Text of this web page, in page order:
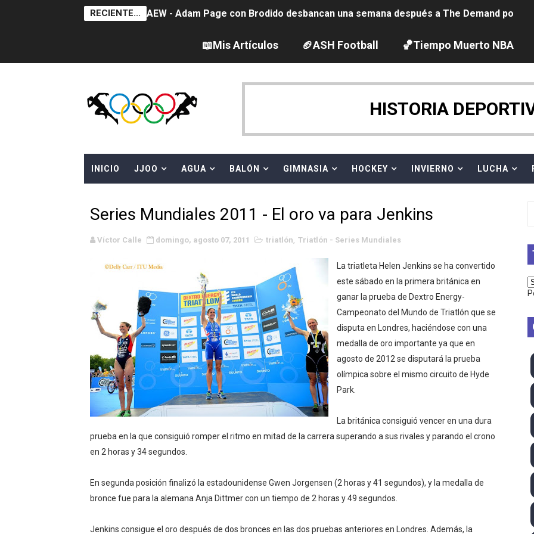
RECIENTE... AEW - Adam Page con Brodido desbancan una semana después a The Demand por
Tour de Francia femenino 2026 - Etapa 5
Women's Pro Baseball League 2026
Campeonato de Europa en aguas abiertas 2026 (París, Francia) - Dobletes de
Campeonato de Europa de pentatlón moderno 2026 (Estambul, Turquía)
Canadá Open 2026
EFA y AFLE 2026 - Regular season
Grandes éxitos por fin para Chelsea Green, Chad Gable y Baron Corbin en SummerSlam
Campeonato de Europa de MTB 2026 (Monteceneri, Suiza) - Charlie Aldridge y Sina
Campeonato de Europa de remo 2026 (Varese, Italia) - Rumanía, Alemania y Gran
Mundial de lacrosse femenino 2026 (Tokio, Japón) - Estados Unidos invencibles, ya
Máxima celebración en el último Impact! con Jason Hotch como nuevo TNA
Mundial de esgrima 2026 (Hong Kong) - La delegación italiana arrasa con 4 oros y 4
Raquel Rodriguez es la nueva monarca Intercontinental, su primer título individual en
Athletes Unlimited Softball League 2026 - Las Utah Talons son bicampeonas de la
Mundial de piragüismo slalom 2026 (Oklahoma City, Estados Unidos) - Miquel Travé
📖Mis Artículos 🏈ASH Football 🏀Tiempo Muerto NBA
HISTORIA
INICIO JJOO AGUA BALÓN GIMNASIA HOCKEY INVIERNO LUCHA
Series Mundiales 2011 - El oro va para Jenkins
Víctor Calle domingo, agosto 07, 2011 triatlón, Triatlón - Series Mundiales
La triatleta Helen Jenkins se ha convertido
este sábado en la primera británica en
ganar la prueba de Dextro Energy-
Campeonato del Mundo de Triatlón que se
disputa en Londres, haciéndose con una
medalla de oro importante ya que en
agosto de 2012 se disputará la prueba
olímpica sobre el mismo circuito de Hyde
Park.
La británica consiguió vencer en una dura
prueba en la que consiguió romper el ritmo en mitad de la carrera superando a sus rivales y parando el crono
en 2 horas y 34 segundos.
En segunda posición finalizó la estadounidense Gwen Jorgensen (2 horas y 41 segundos), y la medalla de
bronce fue para la alemana Anja Dittmer con un tiempo de 2 horas y 49 segundos.
Jenkins consigue el oro después de dos bronces en las dos pruebas anteriores en Londres. Además, la